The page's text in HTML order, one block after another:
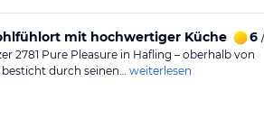
mit hochwertiger Küche und6
2781 Pure Pleasure in Hafling – oberhalb von
besticht durch seinen… weiterlesen